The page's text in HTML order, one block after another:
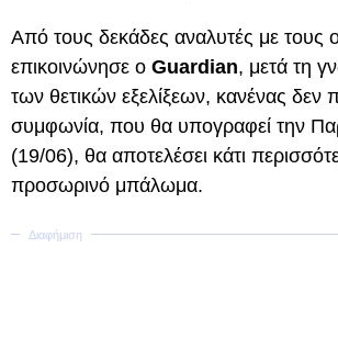
Από τους δεκάδες αναλυτές με τους
επικοινώνησε ο Guardian, μετά τη
των θετικών εξελίξεων, κανένας δεν
συμφωνία, που θα υπογραφεί την
(19/06), θα αποτελέσει κάτι
προσωρινό μπάλωμα.